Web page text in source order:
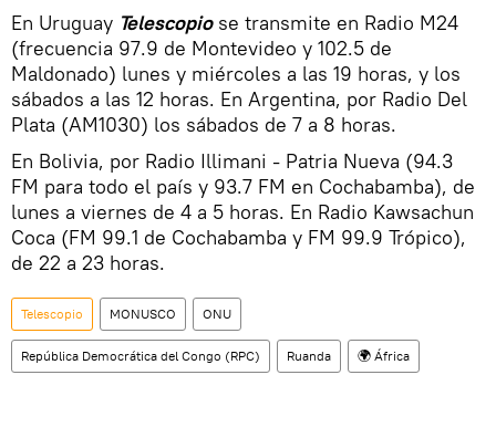
En Uruguay Telescopiose transmite en Radio M24
(frecuencia 97.9 de Montevideo y 102.5 de
Maldonado) lunes y miércoles a las 19 horas, y los
sábados a las 12 horas. En Argentina, por Radio Del
Plata (AM1030) los sábados de 7 a 8 horas.
En Bolivia, por Radio Illimani - Patria Nueva (94.3
FM para todo el país y 93.7 FM en Cochabamba), de
lunes a viernes de 4 a 5 horas. En Radio Kawsachun
Coca (FM 99.1 de Cochabamba y FM 99.9 Trópico),
de 22 a 23 horas.
Telescopio MONUSCO ONU
República Democrática del Congo (RPC) Ruanda 🌍 África